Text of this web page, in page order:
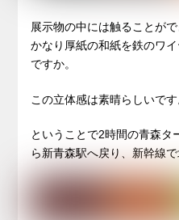
展示物の中には触ることが
かなり厚紙の和紙を鉄のワ
ですか。
この立体感は素晴らしいです
ということで2時間の青森タ
ら新青森駅へ戻り、新幹線